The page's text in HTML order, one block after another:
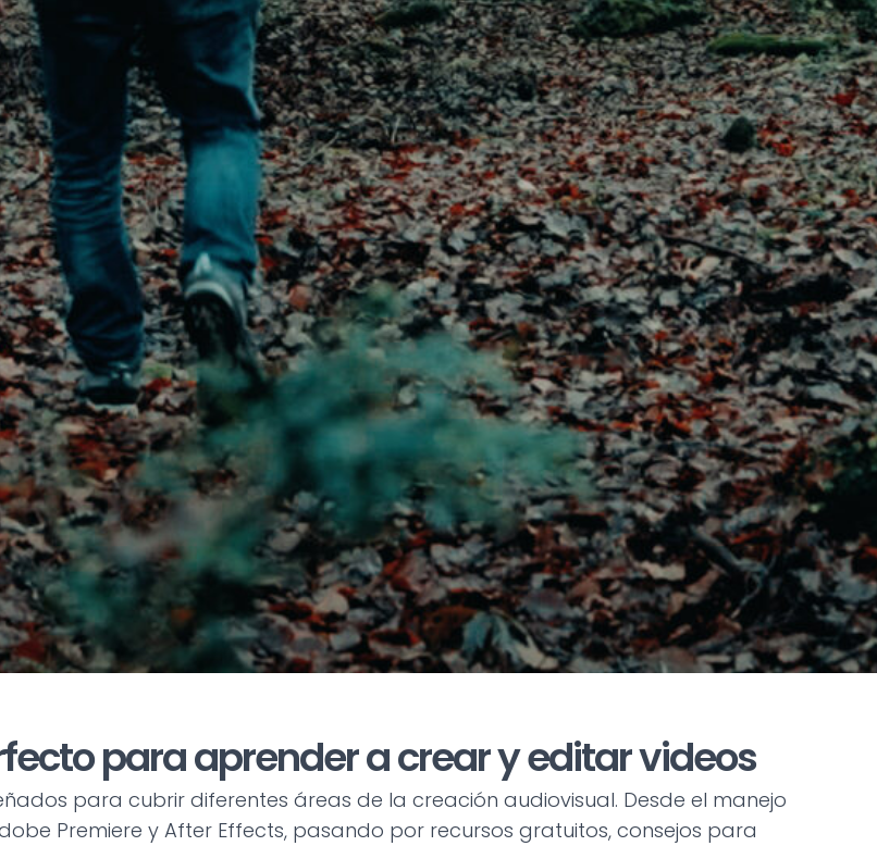
para aprender a crear y editar videos
para cubrir diferentes áreas de la creación audiovisual. Desde el manejo
Premiere y After Effects, pasando por recursos gratuitos, consejos para